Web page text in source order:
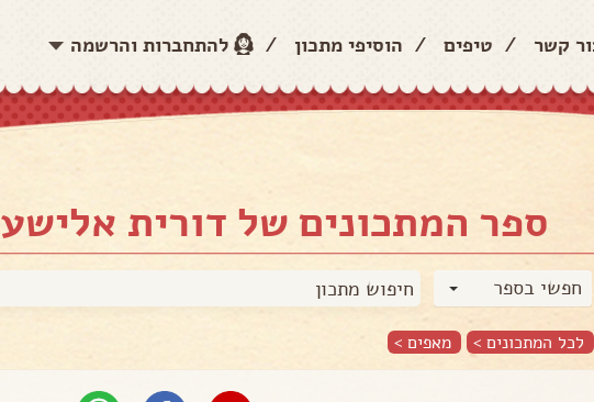
קשר / טיפים / הוסיפי מתכון / להתחברות והרשמה
ספר המתכונים של דורית אלישע
חפשי בספר
לכל המתכונים > מאפים >